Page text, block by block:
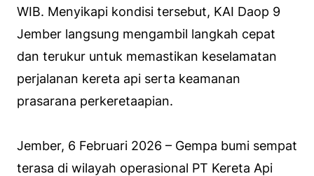
WIB. Menyikapi kondisi tersebut, KAI Daop 9
Jember langsung mengambil langkah cepat
dan terukur untuk memastikan keselamatan
perjalanan kereta api serta keamanan
prasarana perkeretaapian.
Jember, 6 Februari 2026 – Gempa bumi sempat
terasa di wilayah operasional PT Kereta Api